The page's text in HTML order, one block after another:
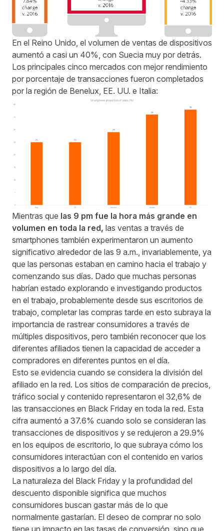
En el Reino Unido, el volumen de ventas de dispositivos
aumentó a casi un 40%, con Suecia muy por detrás.
Los principales cinco mercados con mejor rendimiento
por porcentaje de transacciones fueron completados
por la región de Benelux, EE. UU. e Italia:
Mientras que las 9 pm fue la hora más grande en
volumen en toda la red, las ventas a través de
smartphones también experimentaron un aumento
significativo alrededor de las 9 a.m., invariablemente, ya
que las personas estaban en camino hacia el trabajo y
comenzando sus días. Dado que muchas personas
habrían estado explorando e investigando productos
en el trabajo, probablemente desde sus escritorios de
trabajo, completar las compras tarde en esto subraya la
importancia de rastrear consumidores a través de
múltiples dispositivos, pero también reconocer que los
diferentes afiliados tienen la capacidad de acceder a
compradores en diferentes puntos en el día.
Esto se evidencia cuando se considera la división del
afiliado en la red. Los sitios de comparación de precios,
tráfico social y contenido representaron el 32,6% de
las transacciones en Black Friday en toda la red. Esta
cifra aumentó a 37.6% cuando solo se consideran las
transacciones de dispositivos y se redujeron a 29.9%
en los equipos de escritorio, lo que subraya cómo los
consumidores interactúan con el contenido en varios
dispositivos a lo largo del día.
La naturaleza del Black Friday y la profundidad del
descuento disponible significa que muchos
consumidores buscan gastar más de lo que
normalmente gastarían. El deseo de comprar no solo